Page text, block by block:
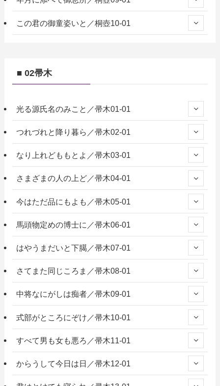
この君の御童姿いと／桐壺10-01
■ 02帚木
光る源氏名のみこと／帚木01-01
つれづれと降り暮ら／帚木02-01
なり上れどももとよ／帚木03-01
さまざまの人の上ど／帚木04-01
今はただ品にもよも／帚木05-01
馬頭物定めの博士に／帚木06-01
はやうまだいと下臈／帚木07-01
さてまた同じころま／帚木08-01
中将なにがしは痴者／帚木09-01
式部がところにぞけ／帚木10-01
すべて男も女も悪ろ／帚木11-01
からうして今日は日／帚木12-01